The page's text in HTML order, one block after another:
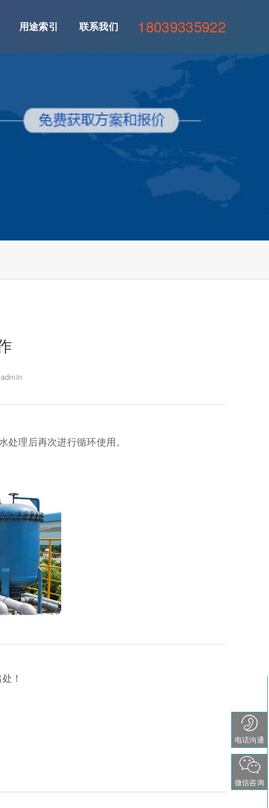
用途索引 联系我们 18039335922
处理后再次进行循环使用。
！
电话沟通
微信咨询